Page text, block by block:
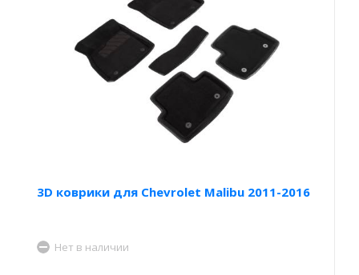
3D коврики для Chevrolet Malibu 2011-2016
Нет в наличии